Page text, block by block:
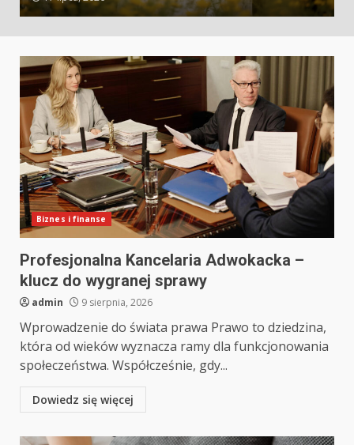
Biznes i finanse
Profesjonalna Kancelaria Adwokacka –
klucz do wygranej sprawy
admin 9 sierpnia, 2026
Wprowadzenie do świata prawa Prawo to dziedzina,
która od wieków wyznacza ramy dla funkcjonowania
społeczeństwa. Współcześnie, gdy...
Dowiedz się więcej